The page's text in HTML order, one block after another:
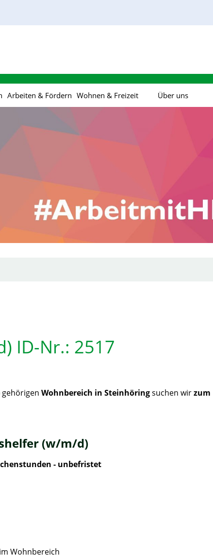
Arbeiten & Fördern Wohnen & Freizeit Über uns
ID-Nr.: 2517
gehörigen Wohnbereich in Steinhöringsuchen wirzum
(w/m/d)
- unbefristet
Wohnbereich